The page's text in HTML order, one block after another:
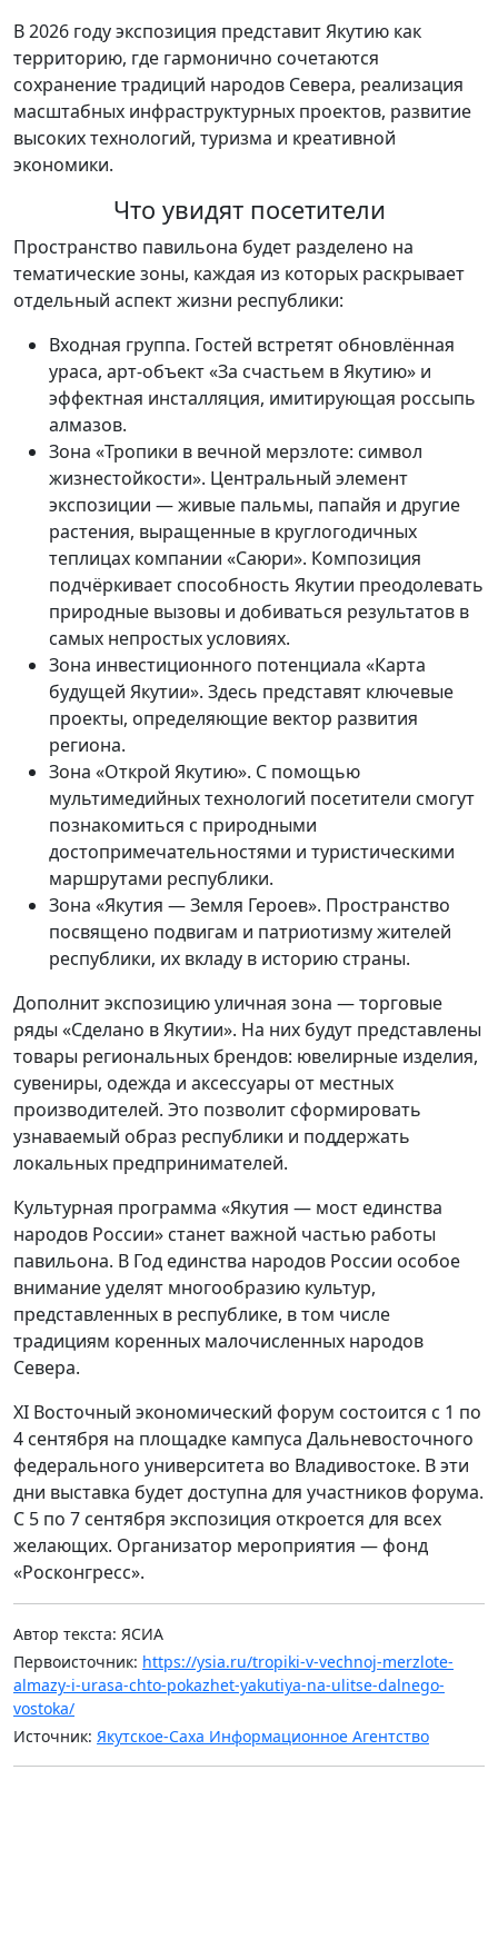
В 2026 году экспозиция представит Якутию как
территорию, где гармонично сочетаются
сохранение традиций народов Севера, реализация
масштабных инфраструктурных проектов, развитие
высоких технологий, туризма и креативной
экономики.
Что увидят посетители
Пространство павильона будет разделено на
тематические зоны, каждая из которых раскрывает
отдельный аспект жизни республики:
Входная группа. Гостей встретят обновлённая
ураса, арт‑объект «За счастьем в Якутию» и
эффектная инсталляция, имитирующая россыпь
алмазов.
Зона «Тропики в вечной мерзлоте: символ
жизнестойкости». Центральный элемент
экспозиции — живые пальмы, папайя и другие
растения, выращенные в круглогодичных
теплицах компании «Саюри». Композиция
подчёркивает способность Якутии преодолевать
природные вызовы и добиваться результатов в
самых непростых условиях.
Зона инвестиционного потенциала «Карта
будущей Якутии». Здесь представят ключевые
проекты, определяющие вектор развития
региона.
Зона «Открой Якутию». С помощью
мультимедийных технологий посетители смогут
познакомиться с природными
достопримечательностями и туристическими
маршрутами республики.
Зона «Якутия — Земля Героев». Пространство
посвящено подвигам и патриотизму жителей
республики, их вкладу в историю страны.
Дополнит экспозицию уличная зона — торговые
ряды «Сделано в Якутии». На них будут представлены
товары региональных брендов: ювелирные изделия,
сувениры, одежда и аксессуары от местных
производителей. Это позволит сформировать
узнаваемый образ республики и поддержать
локальных предпринимателей.
Культурная программа «Якутия — мост единства
народов России» станет важной частью работы
павильона. В Год единства народов России особое
внимание уделят многообразию культур,
представленных в республике, в том числе
традициям коренных малочисленных народов
Севера.
XI Восточный экономический форум состоится с 1 по
4 сентября на площадке кампуса Дальневосточного
федерального университета во Владивостоке. В эти
дни выставка будет доступна для участников форума.
С 5 по 7 сентября экспозиция откроется для всех
желающих. Организатор мероприятия — фонд
«Росконгресс».
Автор текста: ЯСИА
Первоисточник: https://ysia.ru/tropiki-v-vechnoj-merzlote-
almazy-i-urasa-chto-pokazhet-yakutiya-na-ulitse-dalnego-
vostoka/
Источник: Якутское-Саха Информационное Агентство